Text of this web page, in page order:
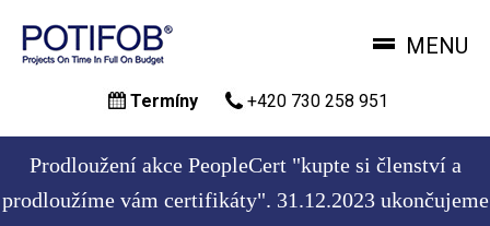
hlavnímu
obsahu
MENU
Termíny +420 730 258 951
Prodloužení akce PeopleCert "kupte si členství a
prodloužíme vám certifikáty". 31.12.2023 ukončujeme